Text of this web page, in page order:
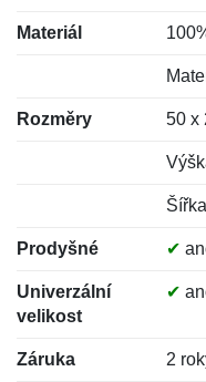
Materiál
Rozměry 50 x
Prodyšné ✔
Univerzální
velikost
✔
Záruka 2